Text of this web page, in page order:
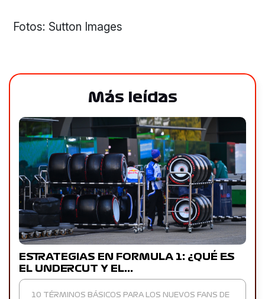
Fotos: Sutton Images
Más leídas
ESTRATEGIAS EN FORMULA 1: ¿QUÉ ES
EL UNDERCUT Y EL…
10 TÉRMINOS BÁSICOS PARA LOS NUEVOS FANS DE